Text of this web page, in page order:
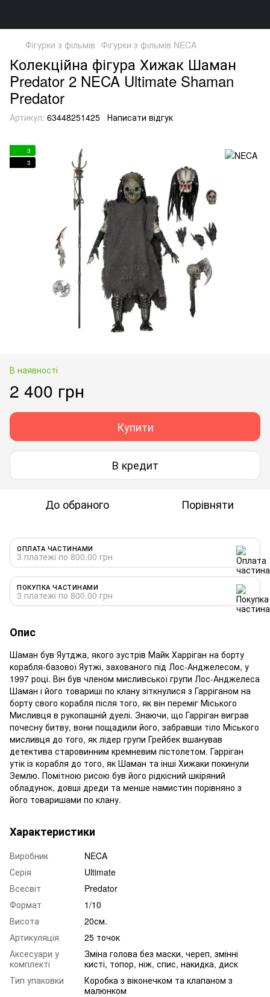
Фігурки з фільмів Фігурки з фільмів NECA
Колекційна фігура Хижак Шаман
Predator 2 NECA Ultimate Shaman
Predator
Артикул: 63448251425 Написати відгук
3
3
В наявності
2 400 грн
Купити
В кредит
До обраного Порівняти
ОПЛАТА ЧАСТИНАМИ
3 платежі по 800.00 грн
ПОКУПКА ЧАСТИНАМИ
3 платежі по 800.00 грн
Опис
Шаман був Яутджа, якого зустрів Майк Харріган на борту
корабля-базової Яутжі, захованого під Лос-Анджелесом, у
1997 році. Він був членом мисливської групи Лос-Анджелеса
Шаман і його товариші по клану зіткнулися з Гарріганом на
борту свого корабля після того, як він переміг Міського
Мисливця в рукопашній дуелі. Знаючи, що Гарріган виграв
почесну битву, вони пощадили його, забравши тіло Міського
мисливця до того, як лідер групи Грейбек вшанував
детектива старовинним кремневим пістолетом. Гарріган
утік із корабля до того, як Шаман та інші Хижаки покинули
Землю. Помітною рисою був його рідкісний шкіряний
обладунок, довші дреди та менше намистин порівняно з
його товаришами по клану.
Характеристики
Виробник
NECA
Серія
Ultimate
Всесвіт
Predator
Формат
1/10
Висота
20см.
Артикуляція
25 точок
Аксесуари у
комплекті
Зміна голова без маски, череп, змінні
кисті, топор, ніж, спис, накидка, диск
Тип упаковки
Коробка з віконечком та клапаном з
малюнком